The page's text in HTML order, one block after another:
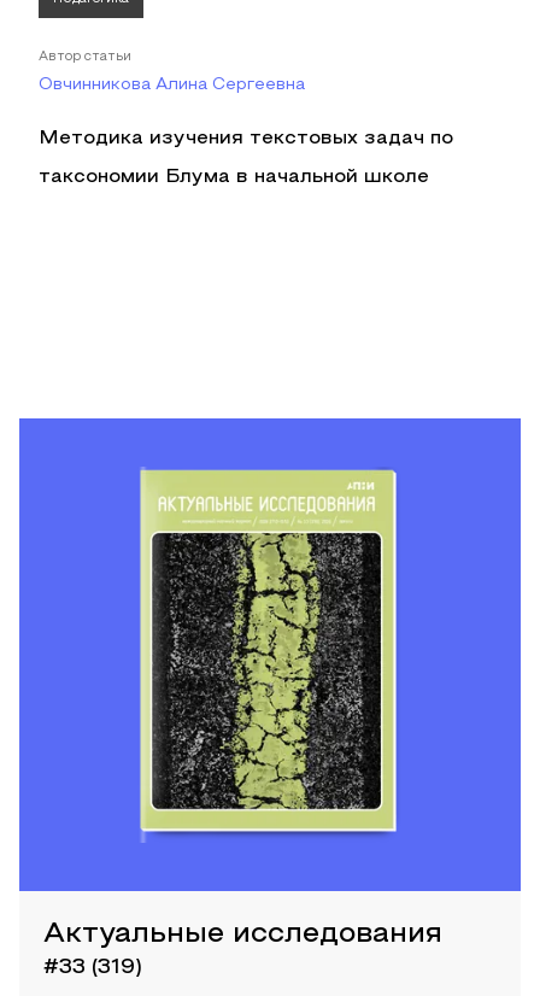
Автор статьи
Овчинникова Алина Сергеевна
Методика изучения текстовых задач по
таксономии Блума в начальной школе
Актуальные исследования
#33 (319)